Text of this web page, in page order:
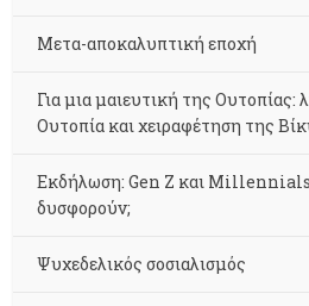
Μετα-αποκαλυπτική εποχή
Για μια μαιευτική της Ουτοπίας:
Ουτοπία και χειραφέτηση της
Εκδήλωση: Gen Z και Millennials.
δυσφορούν;
Ψυχεδελικός σοσιαλισμός